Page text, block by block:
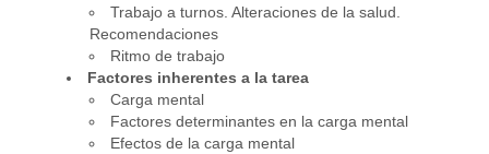
Trabajo a turnos. Alteraciones de la salud.
Recomendaciones
Ritmo de trabajo
Factores inherentes a la tarea
Carga mental
Factores determinantes en la carga mental
Efectos de la carga mental